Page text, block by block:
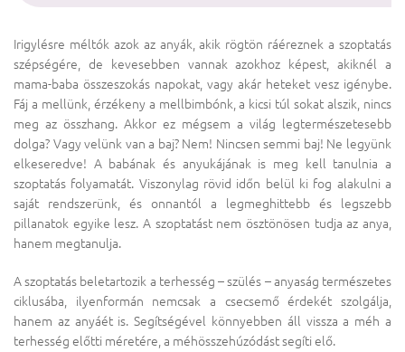
Irigylésre méltók azok az anyák, akik rögtön ráéreznek a szoptatás
szépségére, de kevesebben vannak azokhoz képest, akiknél a
mama-baba összeszokás napokat, vagy akár heteket vesz igénybe.
Fáj a mellünk, érzékeny a mellbimbónk, a kicsi túl sokat alszik, nincs
meg az összhang. Akkor ez mégsem a világ legtermészetesebb
dolga? Vagy velünk van a baj? Nem! Nincsen semmi baj! Ne legyünk
elkeseredve! A babának és anyukájának is meg kell tanulnia a
szoptatás folyamatát. Viszonylag rövid időn belül ki fog alakulni a
saját rendszerünk, és onnantól a legmeghittebb és legszebb
pillanatok egyike lesz. A szoptatást nem ösztönösen tudja az anya,
hanem megtanulja.
A szoptatás beletartozik a terhesség – szülés – anyaság természetes
ciklusába, ilyenformán nemcsak a csecsemő érdekét szolgálja,
hanem az anyáét is. Segítségével könnyebben áll vissza a méh a
terhesség előtti méretére, a méhösszehúzódást segíti elő.